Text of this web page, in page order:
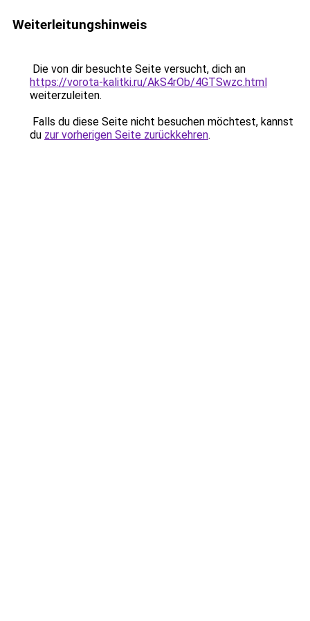
Weiterleitungshinweis
Die von dir besuchte Seite versucht, dich an
https://vorota-kalitki.ru/AkS4rOb/4GTSwzc.html
weiterzuleiten.
Falls du diese Seite nicht besuchen möchtest, kannst
du zur vorherigen Seite zurückkehren.